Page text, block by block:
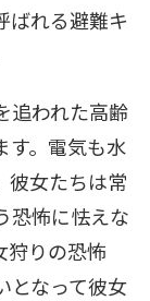
ばれる避難キ
追われた高齢
す。電気も水
彼女たちは常
恐怖に怯えな
狩りの恐怖
となって彼女